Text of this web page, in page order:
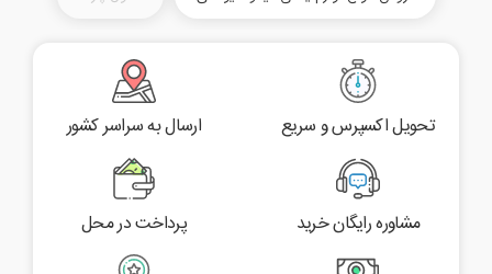
تحویل اکسپرس و سریع ارسال به سراسر کشور
مشاوره رایگان خرید پرداخت در محل